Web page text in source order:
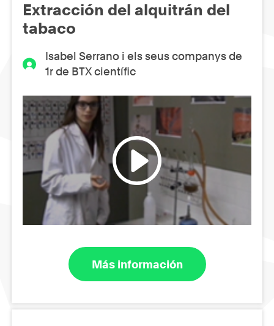
Extracción del alquitrán del
tabaco
Isabel Serrano i els seus companys de
1r de BTX científic
Más información